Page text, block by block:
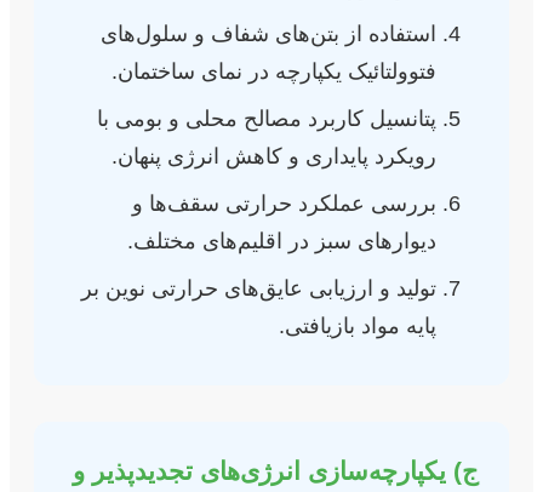
استفاده از بتن‌های شفاف و سلول‌های
فتوولتائیک یکپارچه در نمای ساختمان.
پتانسیل کاربرد مصالح محلی و بومی با
رویکرد پایداری و کاهش انرژی پنهان.
بررسی عملکرد حرارتی سقف‌ها و
دیوارهای سبز در اقلیم‌های مختلف.
تولید و ارزیابی عایق‌های حرارتی نوین بر
پایه مواد بازیافتی.
ج) یکپارچه‌سازی انرژی‌های تجدیدپذیر و